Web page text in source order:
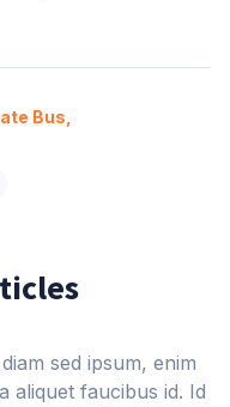
Bus
sed ipsum, enim
aliquet faucibus id. Id